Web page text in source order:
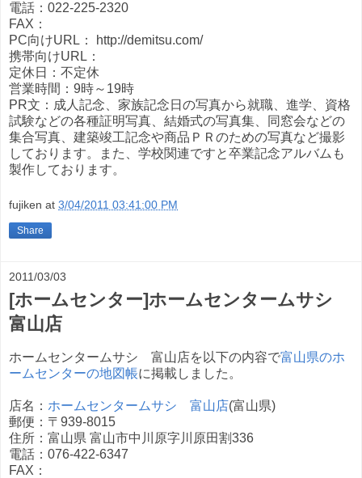
電話：022-225-2320
FAX：
PC向けURL： http://demitsu.com/
携帯向けURL：
定休日：不定休
営業時間：9時～19時
PR文：成人記念、家族記念日の写真から就職、進学、資格
試験などの各種証明写真、結婚式の写真集、同窓会などの
集合写真、建築竣工記念や商品ＰＲのための写真など撮影
しております。また、学校関連ですと卒業記念アルバムも
製作しております。
fujiken at 3/04/2011 03:41:00 PM
Share
2011/03/03
[ホームセンター]ホームセンタームサシ
富山店
ホームセンタームサシ 富山店を以下の内容で富山県のホ
ームセンターの地図帳に掲載しました。
店名： ホームセンタームサシ 富山店(富山県)
郵便：〒939-8015
住所：富山県 富山市中川原字川原田割336
電話：076-422-6347
FAX：